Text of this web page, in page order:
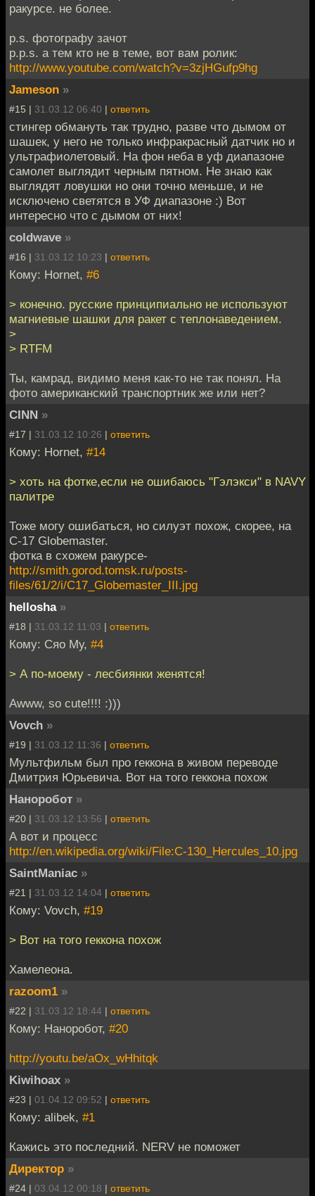
ракурсе. не более.
p.s. фотографу зачот
p.p.s. а тем кто не в теме, вот вам ролик:
http://www.youtube.com/watch?v=3zjHGufp9hg
Jameson »
#15 | 31.03.12 06:40 | ответить
стингер обмануть так трудно, разве что дымом от
шашек, у него не только инфракрасный датчик но и
ультрафиолетовый. На фон неба в уф диапазоне
самолет выглядит черным пятном. Не знаю как
выглядят ловушки но они точно меньше, и не
исключено светятся в УФ диапазоне :) Вот
интересно что с дымом от них!
coldwave »
#16 | 31.03.12 10:23 | ответить
Кому: Hornet, #6
> конечно. русские принципиально не используют
магниевые шашки для ракет с теплонаведением.
>
> RTFM
Ты, камрад, видимо меня как-то не так понял. На
фото американский транспортник же или нет?
CINN »
#17 | 31.03.12 10:26 | ответить
Кому: Hornet, #14
> хоть на фотке,если не ошибаюсь "Гэлэкси" в NAVY
палитре
Тоже могу ошибаться, но силуэт похож, скорее, на
C-17 Globemaster.
фотка в схожем ракурсе-
http://smith.gorod.tomsk.ru/posts-
files/61/2/i/C17_Globemaster_III.jpg
hellosha »
#18 | 31.03.12 11:03 | ответить
Кому: Сяо Му, #4
> А по-моему - лесбиянки женятся!
Awww, so cute!!!! :)))
Vovch »
#19 | 31.03.12 11:36 | ответить
Мультфильм был про геккона в живом переводе
Дмитрия Юрьевича. Вот на того геккона похож
Наноробот »
#20 | 31.03.12 13:56 | ответить
А вот и процесс
http://en.wikipedia.org/wiki/File:C-130_Hercules_10.jpg
SaintManiac »
#21 | 31.03.12 14:04 | ответить
Кому: Vovch, #19
> Вот на того геккона похож
Хамелеона.
razoom1 »
#22 | 31.03.12 18:44 | ответить
Кому: Наноробот, #20
http://youtu.be/aOx_wHhitqk
Kiwihoax »
#23 | 01.04.12 09:52 | ответить
Кому: alibek, #1
Кажись это последний. NERV не поможет
Директор »
#24 | 03.04.12 00:18 | ответить